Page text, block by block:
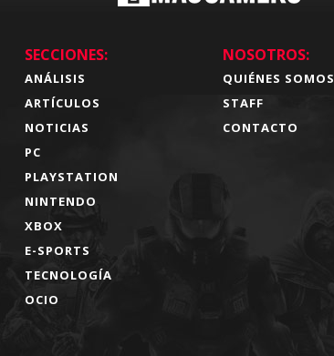
SECCIONES:
ANÁLISIS
ARTÍCULOS
NOTICIAS
PC
PLAYSTATION
NINTENDO
XBOX
E-SPORTS
TECNOLOGÍA
OCIO
NOSOTROS:
QUIÉNES SOMOS
STAFF
CONTACTO